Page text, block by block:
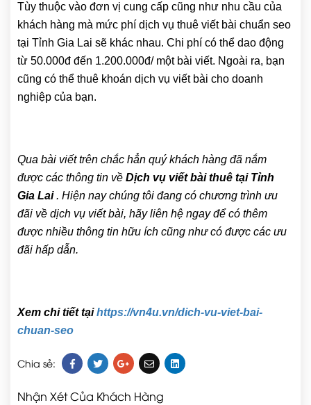
Tùy thuộc vào đơn vị cung cấp cũng như nhu cầu của
khách hàng mà mức phí dịch vụ thuê viết bài chuẩn seo
tại Tỉnh Gia Lai sẽ khác nhau. Chi phí có thể dao động
từ 50.000đ đến 1.200.000đ/ một bài viết. Ngoài ra, bạn
cũng có thể thuê khoán dịch vụ viết bài cho doanh
nghiệp của bạn.
Qua bài viết trên chắc hẳn quý khách hàng đã nắm
được các thông tin về Dịch vụ viết bài thuê tại Tỉnh
Gia Lai. Hiện nay chúng tôi đang có chương trình ưu
đãi về dịch vụ viết bài, hãy liên hệ ngay để có thêm
được nhiều thông tin hữu ích cũng như có được các ưu
đãi hấp dẫn.
Xem chi tiết tạihttps://vn4u.vn/dich-vu-viet-bai-
chuan-seo
Chia sẻ:
Nhận Xét Của Khách Hàng